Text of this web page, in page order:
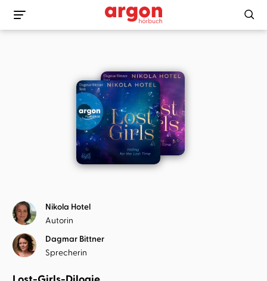
Nikola Hotel
Autorin
Dagmar Bittner
Sprecherin